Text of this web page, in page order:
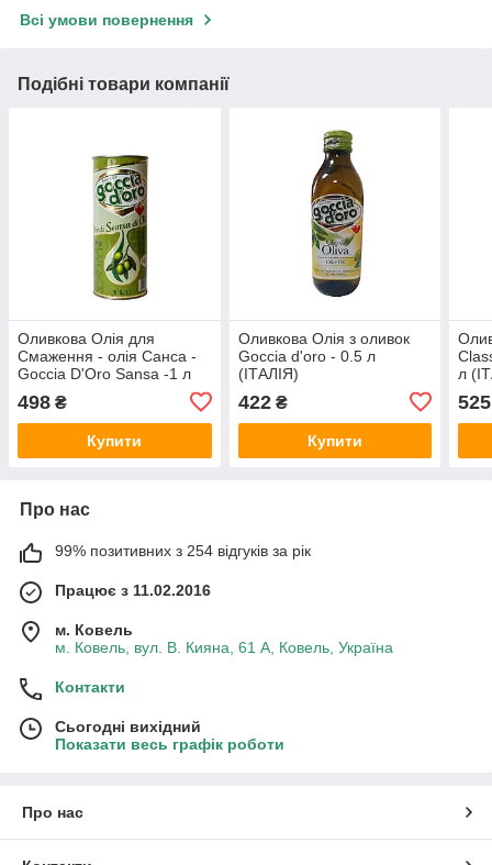
Всі умови повернення
Подібні товари компанії
Оливкова Олія для
Смаження - олія Санса -
Goccia D'Oro Sansa -1 л
498 ₴
Купити
Оливкова Олія з оливок
Goccia d'oro - 0.5 л
(ІТАЛІЯ)
422₴
Купити
л
525
Про нас
99% позитивних з 254 відгуків за рік
Працює з 11.02.2016
м. Ковель
м. Ковель, вул. В. Кияна, 61 А, Ковель, Україна
Контакти
Сьогодні вихідний
Показати весь графік роботи
Про нас